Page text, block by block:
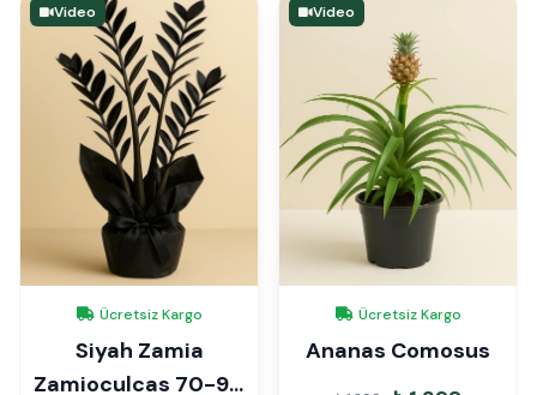
Video
Ücretsiz Kargo
Siyah Zamia
Zamioculcas 70-90
Video
Ücretsiz Kargo
Ananas Comosus